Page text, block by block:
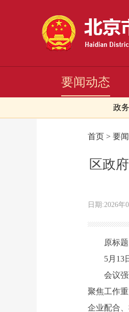
要闻动态
政
首页 > 要
区政
日期:2026年
原标题：
5月13日
会议强调
聚焦工作
企业配合